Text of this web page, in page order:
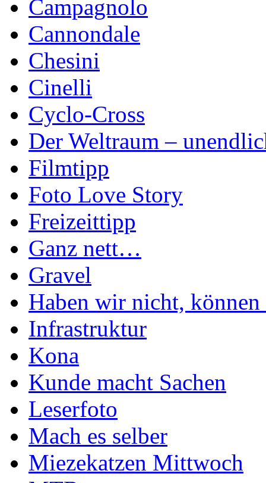
Campagnolo
Cannondale
Chesini
Cinelli
Cyclo-Cross
Der Weltraum –
Filmtipp
Foto Love Story
Freizeittipp
Ganz nett…
Gravel
Haben wir nicht,
Infrastruktur
Kona
Kunde macht Sachen
Leserfoto
Mach es selber
Miezekatzen Mittwoch